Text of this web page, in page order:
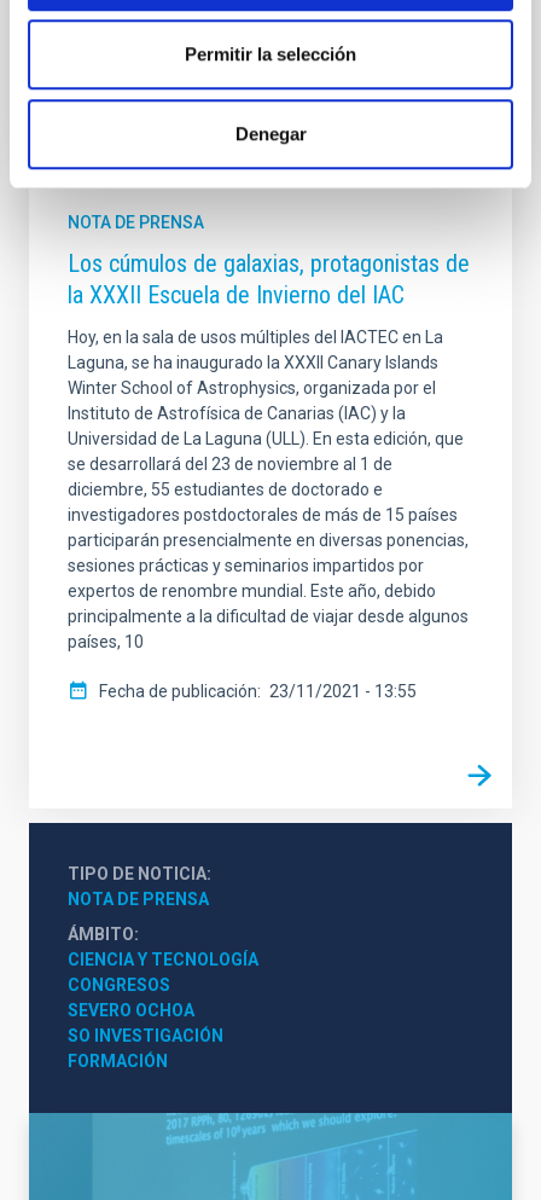
Permitir la selección
Denegar
01/12/2021 - 17:30
NOTA DE PRENSA
Los cúmulos de galaxias, protagonistas de
la XXXII Escuela de Invierno del IAC
Hoy, en la sala de usos múltiples del IACTEC en La
Laguna, se ha inaugurado la XXXII Canary Islands
Winter School of Astrophysics, organizada por el
Instituto de Astrofísica de Canarias (IAC) y la
Universidad de La Laguna (ULL). En esta edición, que
se desarrollará del 23 de noviembre al 1 de
diciembre, 55 estudiantes de doctorado e
investigadores postdoctorales de más de 15 países
participarán presencialmente en diversas ponencias,
sesiones prácticas y seminarios impartidos por
expertos de renombre mundial. Este año, debido
principalmente a la dificultad de viajar desde algunos
países, 10
Fecha de publicación 23/11/2021 - 13:55
TIPO DE NOTICIA
NOTA DE PRENSA
ÁMBITO
CIENCIA Y TECNOLOGÍA
CONGRESOS
SEVERO OCHOA
SO INVESTIGACIÓN
FORMACIÓN